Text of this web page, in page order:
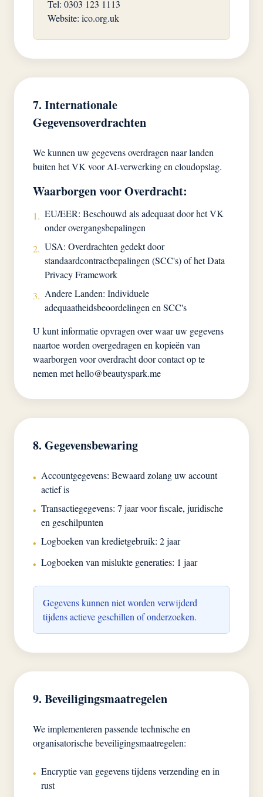
Tel: 0303 123 1113
Website: ico.org.uk
7. Internationale
Gegevensoverdrachten
We kunnen uw gegevens overdragen naar landen
buiten het VK voor AI-verwerking en cloudopslag.
Waarborgen voor Overdracht:
1. EU/EER: Beschouwd als adequaat door het VK
onder overgangsbepalingen
2. USA: Overdrachten gedekt door
standaardcontractbepalingen (SCC's) of het Data
Privacy Framework
3. Andere Landen: Individuele
adequaatheidsbeoordelingen en SCC's
U kunt informatie opvragen over waar uw gegevens
naartoe worden overgedragen en kopieën van
waarborgen voor overdracht door contact op te
nemen methello@beautyspark.me
8. Gegevensbewaring
• Accountgegevens: Bewaard zolang uw account
actief is
• Transactiegegevens: 7 jaar voor fiscale, juridische
en geschilpunten
• Logboeken van kredietgebruik: 2 jaar
• Logboeken van mislukte generaties: 1 jaar
Gegevens kunnen niet worden verwijderd
tijdens actieve geschillen of onderzoeken.
9. Beveiligingsmaatregelen
We implementeren passende technische en
organisatorische beveiligingsmaatregelen:
• Encryptie van gegevens tijdens verzending en in
rust